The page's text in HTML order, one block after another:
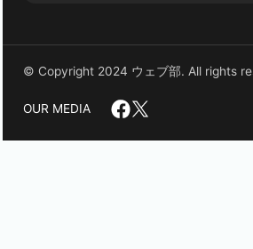
© Copyright 2024 ウェブ部. All rights
OUR MEDIA